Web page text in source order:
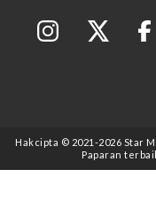
Hakcipta © 2021 -2026 Star
Paparan